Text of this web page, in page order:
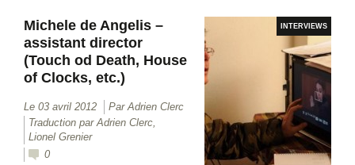
INTERVIEWS
Michele de Angelis –
assistant director
(Touch od Death, House
of Clocks, etc.)
Le 03 avril 2012
Par Adrien Clerc
Traduction par Adrien Clerc,
Lionel Grenier
0